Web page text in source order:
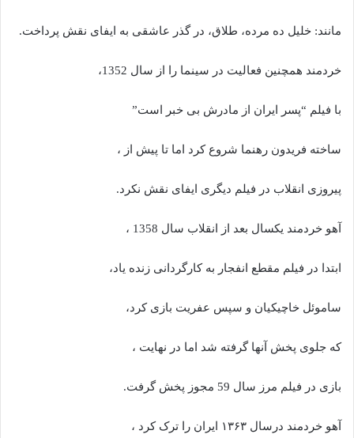
مانند: خلیل ده مرده، طلاق، در گذر عاشقی به ایفای نقش پرداخت.
خردمند همچنین فعالیت در سینما را از سال 1352،
با فیلم “پسر ایران از مادرش بی خبر است”
ساخته فریدون رهنما شروع کرد اما تا پیش از ،
پیروزی انقلاب در فیلم دیگری ایفای نقش نکرد.
آهو خردمند یکسال بعد از انقلاب سال 1358 ،
ابتدا در فیلم مقطع انفجار به کارگردانی زنده یاد،
ساموئل خاچیکیان و سپس عفریت بازی کرد،
که جلوی پخش آنها گرفته شد اما در نهایت ،
بازی در فیلم مرز سال 59 مجوز پخش گرفت.
آهو خردمند درسال ۱۳۶۳ ایران را ترک کرد ،